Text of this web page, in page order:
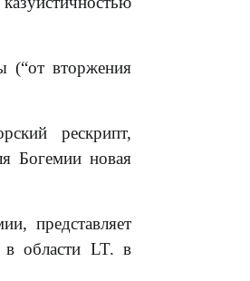
(“от вторжения
рескрипт,
Богемии новая
представляет
области LT. в